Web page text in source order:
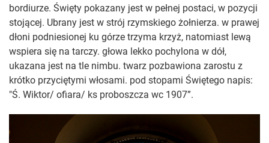
bordiurze. Święty pokazany jest w pełnej postaci, w pozycji
stojącej. Ubrany jest w strój rzymskiego żołnierza. w prawej
dłoni podniesionej ku górze trzyma krzyż, natomiast lewą
wspiera się na tarczy. głowa lekko pochylona w dół,
ukazana jest na tle nimbu. twarz pozbawiona zarostu z
krótko przyciętymi włosami. pod stopami Świętego napis:
"Ś. Wiktor/ ofiara/ ks proboszcza wc 1907”.